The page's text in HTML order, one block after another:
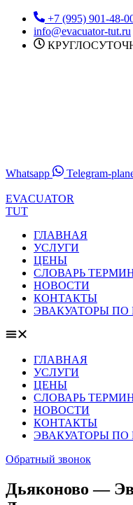
Перейти
содержимому
+7 (995) 901-48-
info@evacuator-tut.ru
Whatsapp Telegram-
EVACUATOR
TUT
ГЛАВНАЯ
УСЛУГИ
ЦЕНЫ
СЛОВАРЬ
НОВОСТИ
КОНТАКТЫ
ЭВАКУАТОРЫ ПО
ГЛАВНАЯ
УСЛУГИ
ЦЕНЫ
СЛОВАРЬ
НОВОСТИ
КОНТАКТЫ
ЭВАКУАТОРЫ ПО
Обратный звонок
Дьяконово —